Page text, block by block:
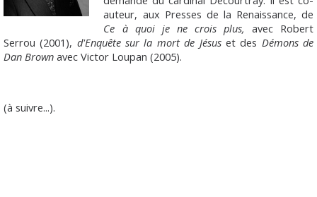
auteur, aux Presses de la Renaissance, de
Ce à quoi je ne crois plus, avec Robert
Serrou (2001), d'Enquête sur la mort de Jésuset des Démons de
Dan Brown avec Victor Loupan (2005).
(à suivre...).